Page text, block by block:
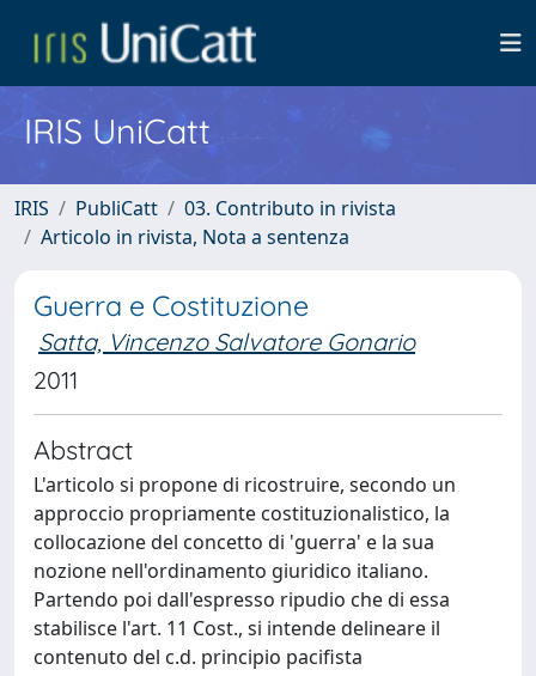
IRIS UniCatt
IRIS PubliCatt
03. Contributo in rivista
Articolo in rivista, Nota a sentenza
Guerra e Costituzione
Satta, Vincenzo Salvatore Gonario
2011
Abstract
L'articolo si propone di ricostruire, secondo un
approccio propriamente costituzionalistico, la
collocazione del concetto di 'guerra' e la sua
nozione nell'ordinamento giuridico italiano.
Partendo poi dall'espresso ripudio che di essa
stabilisce l'art. 11 Cost., si intende delineare il
contenuto del c.d. principio pacifista